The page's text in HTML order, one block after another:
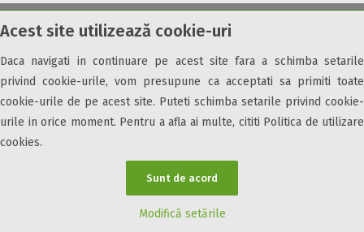
Acest site utilizează cookie-uri
Daca navigati in continuare pe acest site fara a schimba setarile
privind cookie-urile, vom presupune ca acceptati sa primiti toate
cookie-urile de pe acest site. Puteti schimba setarile privind cookie-
urile in orice moment. Pentru a afla ai multe, cititi Politica de utilizare
cookies.
Sunt de acord
Modifică setările
All inclusive
Pensiune completa
Demipensiune
Mic dejun
Accepta animale
Accepta voucher vacanta
Acces persoane cu dizabilități
© 2026 Cazare7. Toate drepturile rezervate.
Obiective turistice Informații utile Parteneri Cazare7 Harta Cazare7